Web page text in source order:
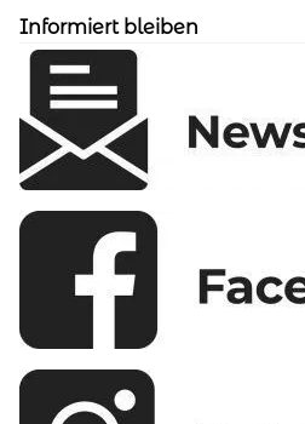
Informiert bleiben